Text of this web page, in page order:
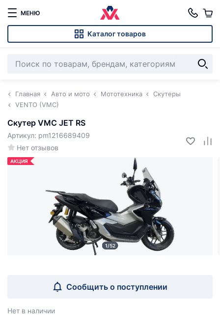
МЕНЮ
Каталог товаров
Главная Авто и мото Мототехника
Скутеры
VENTO (VMC)
Скутер VMC JET RS
Нет отзывов
Артикул: pm1216689409
АКЦИЯ
1/52
Сообщить о поступлении
Нет в наличии